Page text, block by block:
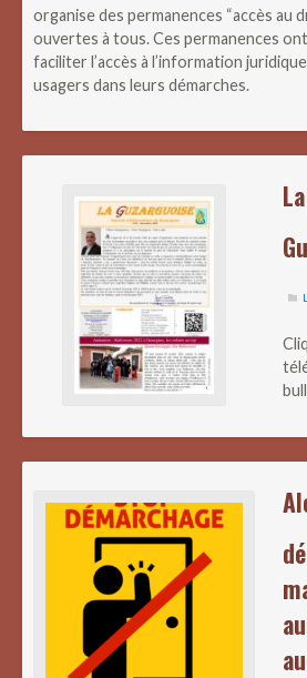
organise des permanences “accès au
ouvertes à tous. Ces permanences
faciliter l’accès à l’information
usagers dans leurs démarches.
La